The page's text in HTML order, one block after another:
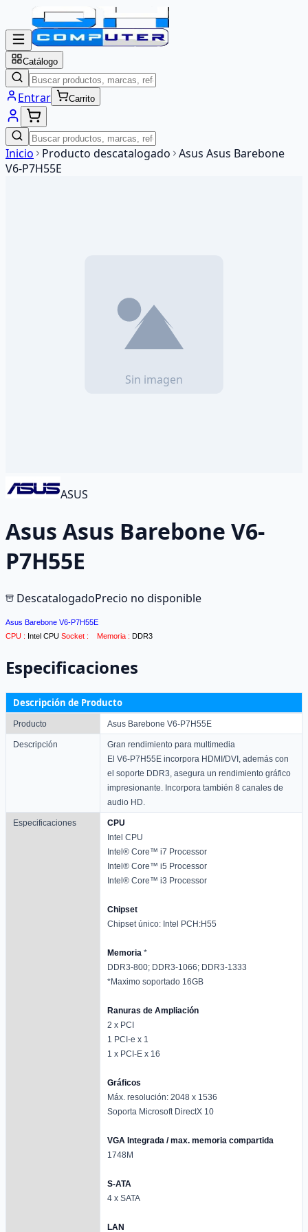
Catálogo
Entrar Carrito
Inicio Producto descatalogado Asus Asus Barebone
V6-P7H55E
ASUS
Asus Asus Barebone V6-
P7H55E
DescatalogadoPrecio no disponible
Asus Barebone V6-P7H55E
CPU : Intel CPU Socket : Memoria : DDR3
Especificaciones
Descripción de Producto
Producto Asus Barebone V6-P7H55E
Descripción
Gran rendimiento para multimedia
El V6-P7H55E incorpora HDMI/DVI, además con
el soporte DDR3, asegura un rendimiento gráfico
impresionante. Incorpora también 8 canales de
audio HD.
Especificaciones
CPU
Intel CPU
Intel® Core™ i7 Processor
Intel® Core™ i5 Processor
Intel® Core™ i3 Processor
Chipset
Chipset único: Intel PCH:H55
Memoria *
DDR3-800; DDR3-1066; DDR3-1333
*Maximo soportado 16GB
Ranuras de Ampliación
2 x PCI
1 PCI-e x 1
1 x PCI-E x 16
Gráficos
Máx. resolución: 2048 x 1536
Soporta Microsoft DirectX 10
VGA Integrada / max. memoria compartida
1748M
S-ATA
4 x SATA
LAN